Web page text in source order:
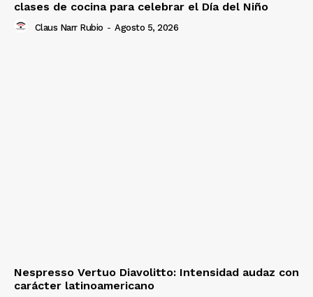
clases de cocina para celebrar el Día del Niño
Claus Narr Rubio - Agosto 5, 2026
Nespresso Vertuo Diavolitto: Intensidad audaz con
carácter latinoamericano